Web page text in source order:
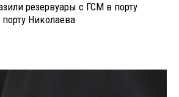
резервуары с ГСМ в порту
Николаева